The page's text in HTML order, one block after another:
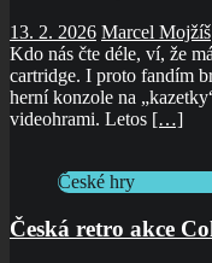
13. 2. 2026 Marcel Mojžíš
Kdo nás čte déle, ví, že
cartridge. I proto fandím
herní konzole na
videohrami. Letos […]
České hry
Česká retro akce